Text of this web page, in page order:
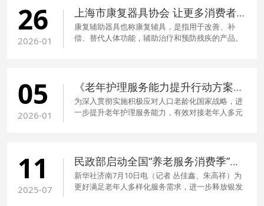
26
2026-01
上海市康复器具协会 让更多消费者用得起用得上康复辅具
康复辅助器具也称康复辅具，是指用于改善、补
偿、替代人体功能，辅助治疗和预防残疾的产品。
的国家。然而，受消费观念、购买能力等因素影
响，相当一部分有需求的群体尚未用上康复辅具。
05
2026-01
《老年护理服务能力提升行动方案》解读
为深入贯彻实施积极应对人口老龄化国家战略，进
一步提升老年护理服务能力，有效对接老年人多元
理服务能力提升行动方案》（以下简称《行动方
案》）。
11
2025-07
民政部启动全国“养老服务消费季”活动
新华社济南7月10日电（记者 丛佳鑫、朱高祥）为
更好满足老年人多样化服务需求，进一步释放银发